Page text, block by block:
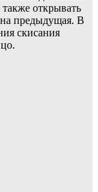
открывать
предыдущая. В
скисания